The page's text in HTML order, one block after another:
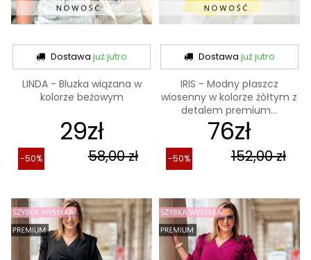
Dostawajuż jutro
LINDA - Bluzka wiązana w
kolorze beżowym
29zł
58,00 zł
-50%
Dostawa już jutro
IRIS - Modny płaszcz
wiosenny w kolorze żółtym z
detalem premium...
76zł
152,00 zł
-50%